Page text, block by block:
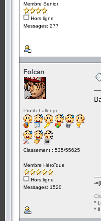
Membre Senior
Hors ligne
Messages: 277
Folcan
Profil challenge
Classement : 535/55625
Membre Héroïque
Hors ligne
Messages: 1520
-
*
* Il